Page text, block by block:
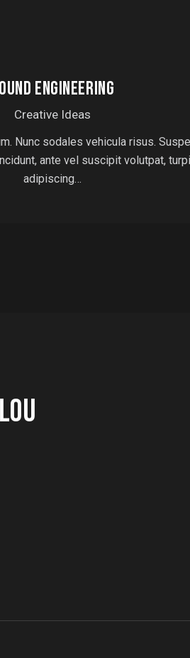
ENGINEERING
Creative Ideas
Nunc sodales vehicula risus.
ante vel suscipit volutpat,
adipiscing…